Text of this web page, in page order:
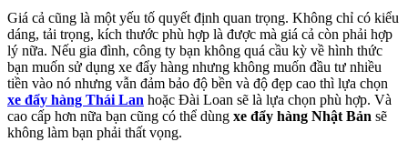
Giá cả cũng là một yếu tố quyết định quan trọng. Không chỉ có kiểu
dáng, tải trọng, kích thước phù hợp là được mà giá cả còn phải hợp
lý nữa. Nếu gia đình, công ty bạn không quá cầu kỳ về hình thức
bạn muốn sử dụng xe đẩy hàng nhưng không muốn đầu tư nhiều
tiền vào nó nhưng vẫn đảm bảo độ bền và độ đẹp cao thì lựa chọn
xe đẩy hàng Thái Lan hoặc Đài Loan sẽ là lựa chọn phù hợp. Và
cao cấp hơn nữa bạn cũng có thể dùng xe đẩy hàng Nhật Bản sẽ
không làm bạn phải thất vọng.